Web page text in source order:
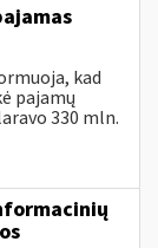
kad
pajamų
330 mln.